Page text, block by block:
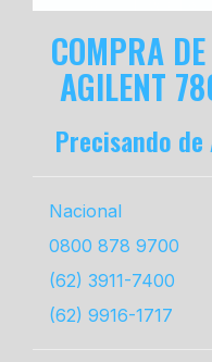
COMPRA
AGILENT
Precisando
Nacional
0800 878 9700
(62) 3911-7400
(62) 9916-1717